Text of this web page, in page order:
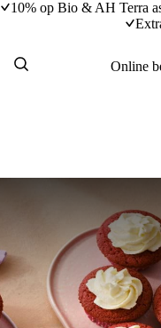
10% op Bio & AH Terra
Online